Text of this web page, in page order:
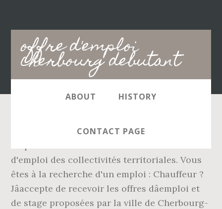
offre d'emploi
cherbourg debutant
Main
navigation
ABOUT HISTORY
CONTACT PAGE
N° de déclaration CNIL 1218937 et 1889077
d'emploi des collectivités territoriales. Vous
êtes à la recherche d'un emploi : Chauffeur ?
Jâaccepte de recevoir les offres dâemploi et
de stage proposées par la ville de Cherbourg-